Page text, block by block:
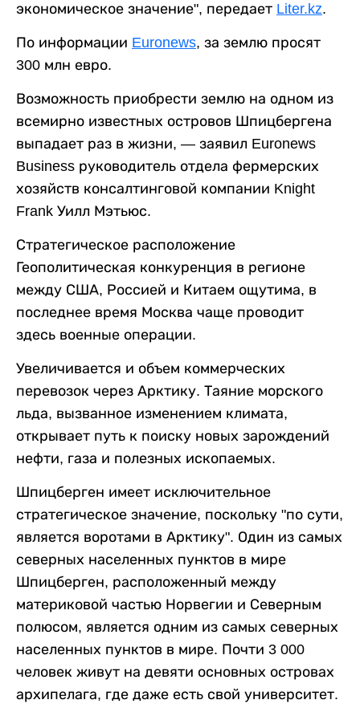
экономическое значение", передает Liter.kz.
По информации Euronews, за землю просят
300 млн евро.
Возможность приобрести землю на одном из
всемирно известных островов Шпицбергена
выпадает раз в жизни, — заявил Euronews
Business руководитель отдела фермерских
хозяйств консалтинговой компании Knight
Frank Уилл Мэтьюс.
Стратегическое расположение
Геополитическая конкуренция в регионе
между США, Россией и Китаем ощутима, в
последнее время Москва чаще проводит
здесь военные операции.
Увеличивается и объем коммерческих
перевозок через Арктику. Таяние морского
льда, вызванное изменением климата,
открывает путь к поиску новых зарождений
нефти, газа и полезных ископаемых.
Шпицберген имеет исключительное
стратегическое значение, поскольку "по сути,
является воротами в Арктику". Один из самых
северных населенных пунктов в мире
Шпицберген, расположенный между
материковой частью Норвегии и Северным
полюсом, является одним из самых северных
населенных пунктов в мире. Почти 3 000
человек живут на девяти основных островах
архипелага, где даже есть свой университет.